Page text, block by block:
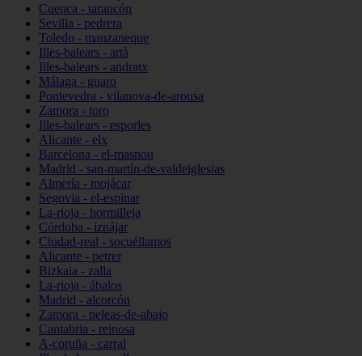
Cuenca - tarancón
Sevilla - pedrera
Toledo - manzaneque
Illes-balears - artà
Illes-balears - andratx
Málaga - guaro
Pontevedra - vilanova-de-arousa
Zamora - toro
Illes-balears - esporles
Alicante - elx
Barcelona - el-masnou
Madrid - san-martín-de-valdeiglesias
Almería - mojácar
Segovia - el-espinar
La-rioja - hormilleja
Córdoba - iznájar
Ciudad-real - socuéllamos
Alicante - petrer
Bizkaia - zalla
La-rioja - ábalos
Madrid - alcorcón
Zamora - peleas-de-abajo
Cantabria - reinosa
A-coruña - carral